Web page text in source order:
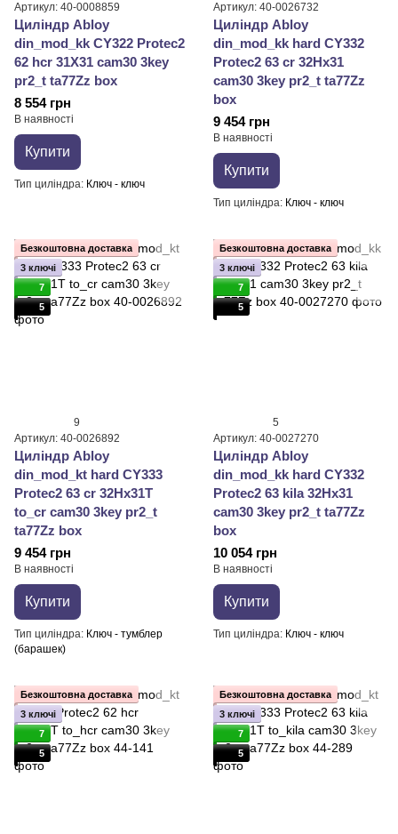
Артикул: 40-0008859
Циліндр Abloy
din_mod_kk CY322 Protec2
62 hcr 31X31 cam30 3key
pr2_t ta77Zz box
8 554 грн
В наявності
Купити
Тип циліндра Ключ - ключ
Артикул: 40-0026732
Циліндр Abloy
din_mod_kk hard CY332
Protec2 63 cr 32Hx31
cam30 3key pr2_t ta77Zz
box
9 454 грн
В наявності
Купити
Тип циліндра Ключ - ключ
Безкоштовна доставка
3 ключі
7
5
9
Артикул: 40-0026892
Циліндр Abloy
din_mod_kt hard CY333
Protec2 63 cr 32Hx31T
to_cr cam30 3key pr2_t
ta77Zz box
9 454 грн
В наявності
Купити
Тип циліндра Ключ - тумблер
(барашек)
Безкоштовна доставка
3 ключі
7
5
5
Артикул: 40-0027270
Циліндр Abloy
din_mod_kk hard CY332
Protec2 63 kila 32Hx31
cam30 3key pr2_t ta77Zz
box
10 054 грн
В наявності
Купити
Тип циліндра Ключ - ключ
Безкоштовна доставка
3 ключі
7
5
Безкоштовна доставка
3 ключі
7
5